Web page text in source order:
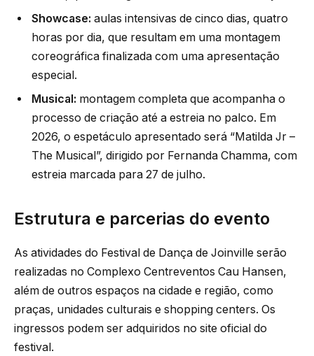
Showcase: aulas intensivas de cinco dias, quatro
horas por dia, que resultam em uma montagem
coreográfica finalizada com uma apresentação
especial.
Musical: montagem completa que acompanha o
processo de criação até a estreia no palco. Em
2026, o espetáculo apresentado será “Matilda Jr –
The Musical”, dirigido por Fernanda Chamma, com
estreia marcada para 27 de julho.
Estrutura e parcerias do evento
As atividades do Festival de Dança de Joinville serão
realizadas no Complexo Centreventos Cau Hansen,
além de outros espaços na cidade e região, como
praças, unidades culturais e shopping centers. Os
ingressos podem ser adquiridos no site oficial do
festival.